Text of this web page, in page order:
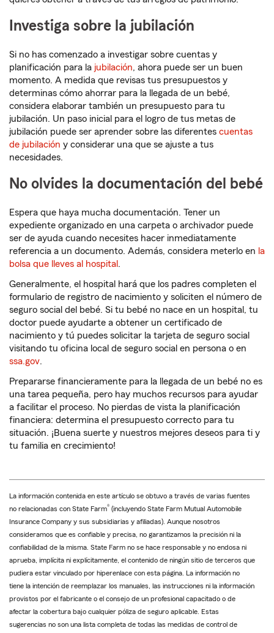
Investiga sobre la jubilación
Si no has comenzado a investigar sobre cuentas y
planificación para la jubilación, ahora puede ser un buen
momento. A medida que revisas tus presupuestos y
determinas cómo ahorrar para la llegada de un bebé,
considera elaborar también un presupuesto para tu
jubilación. Un paso inicial para el logro de tus metas de
jubilación puede ser aprender sobre las diferentes cuentas
de jubilación y considerar una que se ajuste a tus
necesidades.
No olvides la documentación del bebé
Espera que haya mucha documentación. Tener un
expediente organizado en una carpeta o archivador puede
ser de ayuda cuando necesites hacer inmediatamente
referencia a un documento. Además, considera meterlo en la
bolsa que lleves al hospital .
Generalmente, el hospital hará que los padres completen el
formulario de registro de nacimiento y soliciten el número de
seguro social del bebé. Si tu bebé no nace en un hospital, tu
doctor puede ayudarte a obtener un certificado de
nacimiento y tú puedes solicitar la tarjeta de seguro social
visitando tu oficina local de seguro social en persona o en
ssa.gov.
Prepararse financieramente para la llegada de un bebé no es
una tarea pequeña, pero hay muchos recursos para ayudar
a facilitar el proceso. No pierdas de vista la planificación
financiera: determina el presupuesto correcto para tu
situación. ¡Buena suerte y nuestros mejores deseos para ti y
tu familia en crecimiento!
La información contenida en este artículo se obtuvo a través de varias fuentes
no relacionadas con State Farm® (incluyendo State Farm Mutual Automobile
Insurance Company y sus subsidiarias y afiliadas). Aunque nosotros
consideramos que es confiable y precisa, no garantizamos la precisión ni la
confiabilidad de la misma. State Farm no se hace responsable y no endosa ni
aprueba, implícita ni explícitamente, el contenido de ningún sitio de terceros que
pudiera estar vinculado por hiperenlace con esta página. La información no
tiene la intención de reemplazar los manuales, las instrucciones ni la información
provistos por el fabricante o el consejo de un profesional capacitado o de
afectar la cobertura bajo cualquier póliza de seguro aplicable. Estas
sugerencias no son una lista completa de todas las medidas de control de